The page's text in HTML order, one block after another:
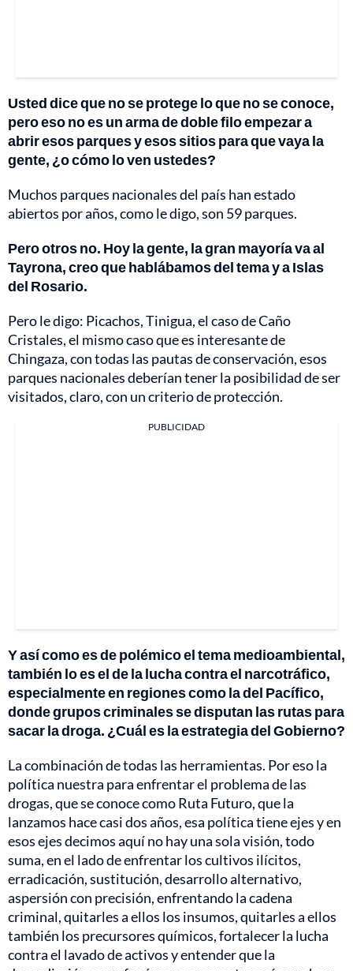
Usted dice que no se protege lo que no se conoce,
pero eso no es un arma de doble filo empezar a
abrir esos parques y esos sitios para que vaya la
gente, ¿o cómo lo ven ustedes?
Muchos parques nacionales del país han estado
abiertos por años, como le digo, son 59 parques.
Pero otros no. Hoy la gente, la gran mayoría va al
Tayrona, creo que hablábamos del tema y a Islas
del Rosario.
Pero le digo: Picachos, Tinigua, el caso de Caño
Cristales, el mismo caso que es interesante de
Chingaza, con todas las pautas de conservación, esos
parques nacionales deberían tener la posibilidad de ser
visitados, claro, con un criterio de protección.
PUBLICIDAD
Y así como es de polémico el tema medioambiental,
también lo es el de la lucha contra el narcotráfico,
especialmente en regiones como la del Pacífico,
donde grupos criminales se disputan las rutas para
sacar la droga. ¿Cuál es la estrategia del Gobierno?
La combinación de todas las herramientas. Por eso la
política nuestra para enfrentar el problema de las
drogas, que se conoce como Ruta Futuro, que la
lanzamos hace casi dos años, esa política tiene ejes y en
esos ejes decimos aquí no hay una sola visión, todo
suma, en el lado de enfrentar los cultivos ilícitos,
erradicación, sustitución, desarrollo alternativo,
aspersión con precisión, enfrentando la cadena
criminal, quitarles a ellos los insumos, quitarles a ellos
también los precursores químicos, fortalecer la lucha
contra el lavado de activos y entender que la